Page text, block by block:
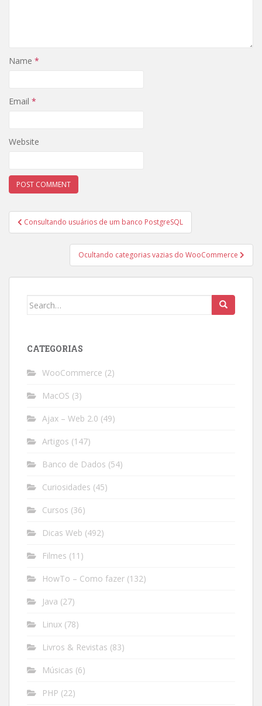
Name *
Email *
Website
Post
navigation
Consultando usuários de um banco PostgreSQL
Ocultando categorias vazias do WooCommerce
Search
CATEGORIAS
WooCommerce (2)
MacOS (3)
Ajax – Web 2.0 (49)
Artigos (147)
Banco de Dados (54)
Curiosidades (45)
Cursos (36)
Dicas Web (492)
Filmes (11)
HowTo – Como fazer (132)
Java (27)
Linux (78)
Livros & Revistas (83)
Músicas (6)
PHP (22)